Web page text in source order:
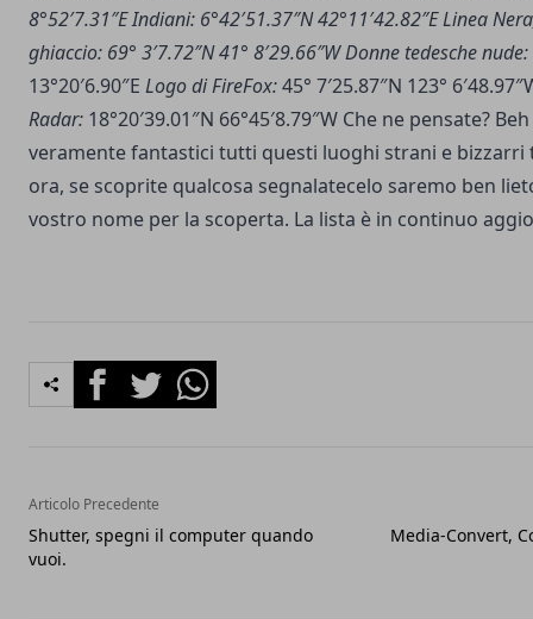
8°52′7.31″EIndiani: 6°42′51.37″N 42°11′42.82″ELinea
ghiaccio: 69° 3′7.72″N 41° 8′29.66″WDonne tedesche nude:
13°20′6.90″E Logo di FireFox:45° 7′25.87″N 123°
Radar: 18°20′39.01″N 66°45′8.79″W Che ne pensate?
veramente fantastici tutti questi luoghi strani e bizzarri
ora, se scoprite qualcosa segnalatecelo saremo ben
vostro nome per la scoperta. La lista è in continuo
FacebookTwitterWhatsapp
Articolo Precedente
Shutter, spegni il computer quando
vuoi.
Media-Convert,